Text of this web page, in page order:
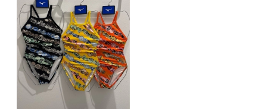
取扱店一覧
せん。
サイズ
XS、S、M、L、XL